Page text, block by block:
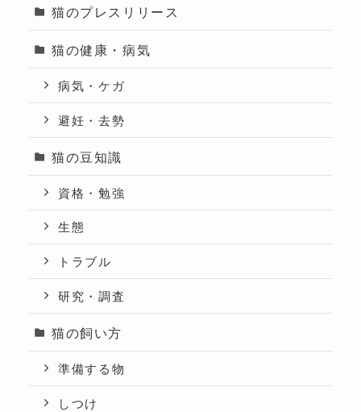
猫のプレスリリース
猫の健康・病気
病気・ケガ
避妊・去勢
猫の豆知識
資格・勉強
生態
トラブル
研究・調査
猫の飼い方
準備する物
しつけ